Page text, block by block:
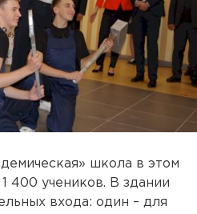
школа в этом
400 учеников. В здании
входа: один – для